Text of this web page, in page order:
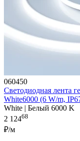
060450
Светодиодная лента
White6000 (6 W/m,
White | Белый 6000 K
2 12468
₽/м